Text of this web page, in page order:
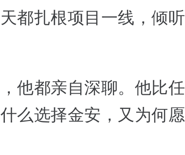
都扎根项目一线，倾听
他都亲自深聊。他比任
么选择金安，又为何愿